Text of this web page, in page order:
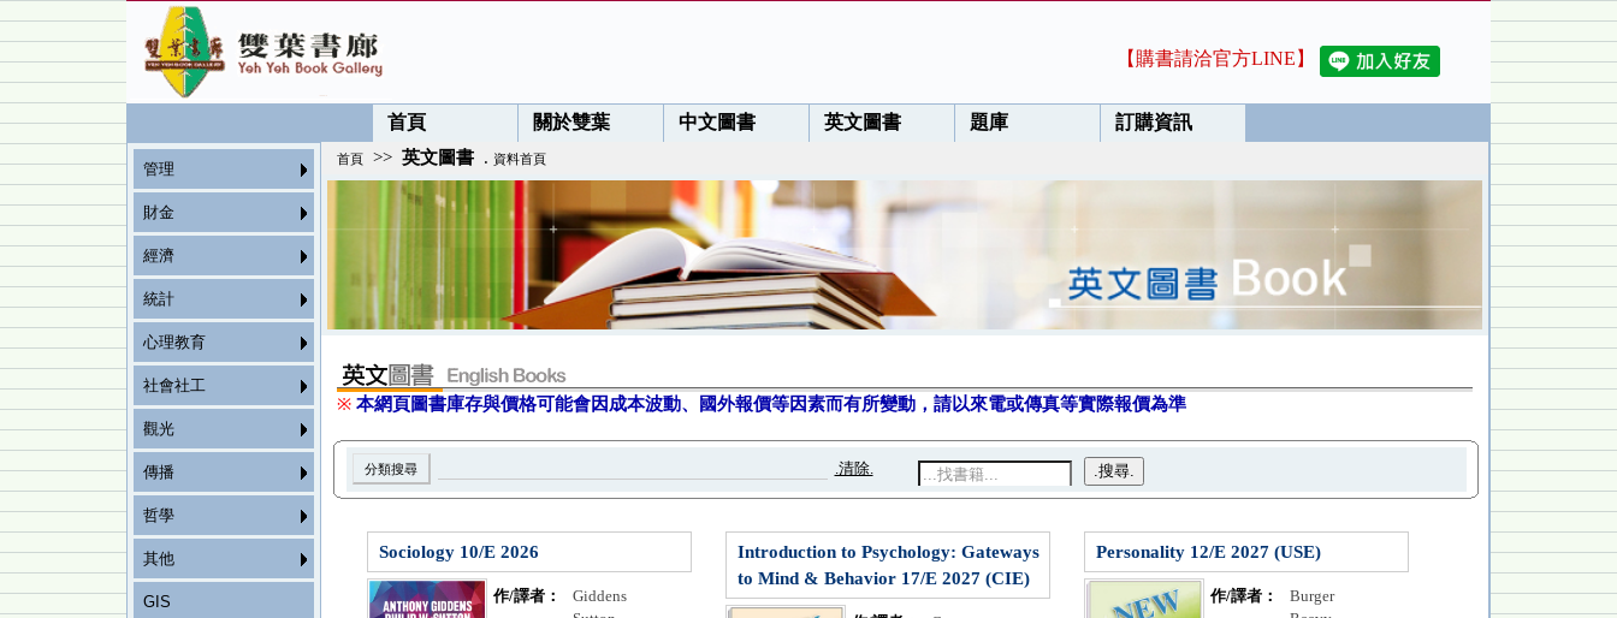
【購書請洽官方LINE】
首頁 關於雙葉 中文圖書 英文圖書 題庫 訂購資訊
管理
財金
經濟
統計
心理教育
社會社工
觀光
傳播
哲學
其他
GIS
首頁 >> 英文圖書 . 資料首頁
※ 本網頁圖書庫存與價格可能會因成本波動、國外報價等因素而有所變動，請以來電或傳真等實際報價為準
.清除.
Sociology 10/E 2026
作/譯者：
Giddens
Introduction to Psychology: Gateways
to Mind & Behavior 17/E 2027 (CIE)
Personality 12/E 2027 (USE)
作/譯者：
Burger